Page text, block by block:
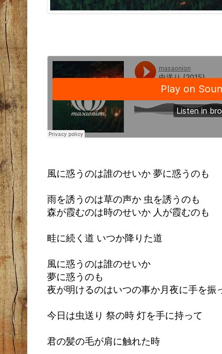
風に惑うのは誰のせいか 夢に惑うのも
雨を誘うのは草の声か 虫を誘うのも
森が霞むのは時のせいか 人が霞むのも
畦に続く道 いつか降りた道
風に惑うのは誰のせいか
夢に惑うのも
夜が明けるのはいつの事か月夜に手を振
今日は虫送り 祭の時 灯を手に持って
君の髪の毛が肩に触れた時